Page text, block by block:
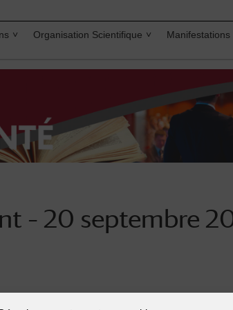
Organisation Scientifique Manifestations
– 20 septembre